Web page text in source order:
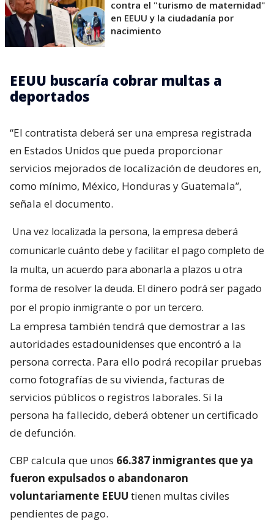
contra el "turismo de maternidad"
en EEUU y la ciudadanía por
nacimiento
EEUU buscaría cobrar multas a
deportados
“El contratista deberá ser una empresa registrada
en Estados Unidos que pueda proporcionar
servicios mejorados de localización de deudores en,
como mínimo, México, Honduras y Guatemala”,
señala el documento.
Una vez localizada la persona, la empresa deberá
comunicarle cuánto debe y facilitar el pago completo de
la multa, un acuerdo para abonarla a plazos u otra
forma de resolver la deuda. El dinero podrá ser pagado
por el propio inmigrante o por un tercero.
La empresa también tendrá que demostrar a las
autoridades estadounidenses que encontró a la
persona correcta. Para ello podrá recopilar pruebas
como fotografías de su vivienda, facturas de
servicios públicos o registros laborales. Si la
persona ha fallecido, deberá obtener un certificado
de defunción.
CBP calcula que unos 66.387 inmigrantes que ya
fueron expulsados o abandonaron
voluntariamente EEUU tienen multas civiles
pendientes de pago.